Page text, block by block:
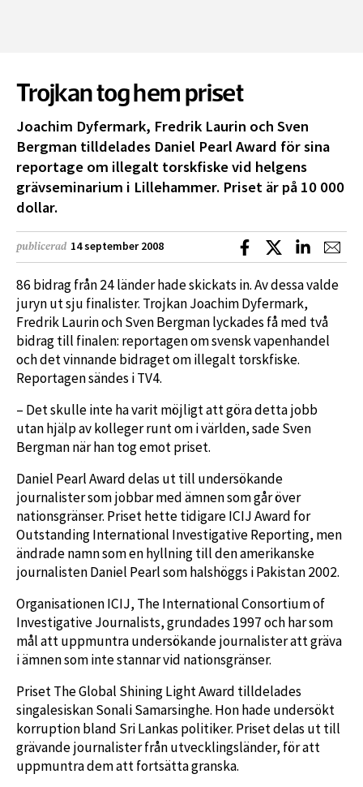
Trojkan tog hem priset
Joachim Dyfermark, Fredrik Laurin och Sven
Bergman tilldelades Daniel Pearl Award för sina
reportage om illegalt torskfiske vid helgens
grävseminarium i Lillehammer. Priset är på 10 000
dollar.
publicerad 14 september 2008 Dela på Facebook
Dela på XDela på
86 bidrag från 24 länder hade skickats in. Av dessa valde
juryn ut sju finalister. Trojkan Joachim Dyfermark,
Fredrik Laurin och Sven Bergman lyckades få med två
bidrag till finalen: reportagen om svensk vapenhandel
och det vinnande bidraget om illegalt torskfiske.
Reportagen sändes i TV4.
– Det skulle inte ha varit möjligt att göra detta jobb
utan hjälp av kolleger runt om i världen, sade Sven
Bergman när han tog emot priset.
Daniel Pearl Award delas ut till undersökande
journalister som jobbar med ämnen som går över
nationsgränser. Priset hette tidigare ICIJ Award for
Outstanding International Investigative Reporting, men
ändrade namn som en hyllning till den amerikanske
journalisten Daniel Pearl som halshöggs i Pakistan 2002.
Organisationen ICIJ, The International Consortium of
Investigative Journalists, grundades 1997 och har som
mål att uppmuntra undersökande journalister att gräva
i ämnen som inte stannar vid nationsgränser.
Priset The Global Shining Light Award tilldelades
singalesiskan Sonali Samarsinghe. Hon hade undersökt
korruption bland Sri Lankas politiker. Priset delas ut till
grävande journalister från utvecklingsländer, för att
uppmuntra dem att fortsätta granska.